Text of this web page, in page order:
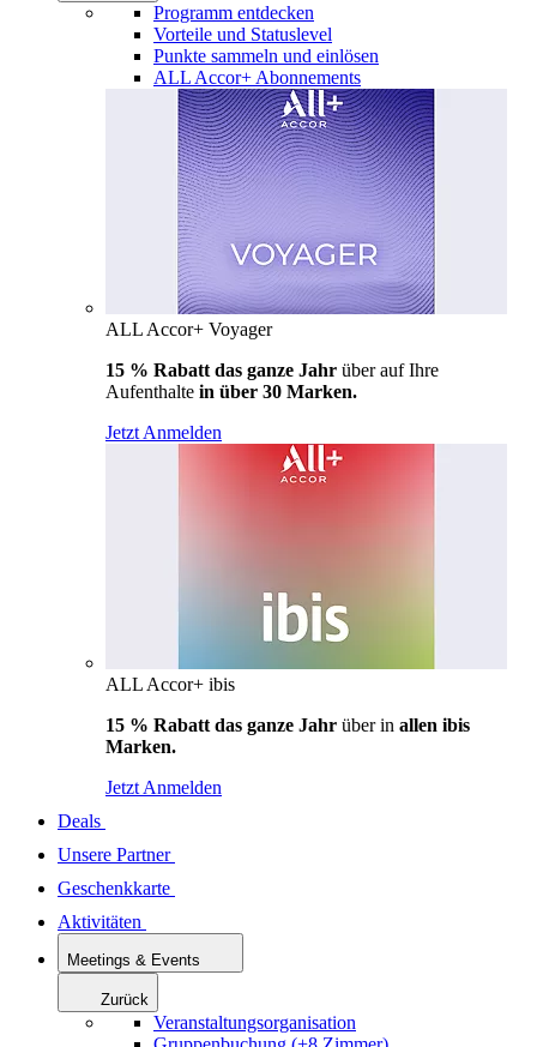
Programm entdecken
Vorteile und Statuslevel
Punkte sammeln und einlösen
ALL Accor+ Abonnements
ALL Accor+ Voyager
15 % Rabatt das ganze Jahr über auf Ihre
Aufenthalte in über 30 Marken.
Jetzt Anmelden
ALL Accor+ ibis
15 % Rabatt das ganze Jahr über in allen ibis
Marken.
Jetzt Anmelden
Deals
Unsere Partner
Geschenkkarte
Aktivitäten
Meetings & Events
Zurück
Veranstaltungsorganisation